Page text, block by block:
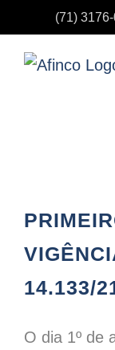
para
(71)
14.133/
O dia 1º de